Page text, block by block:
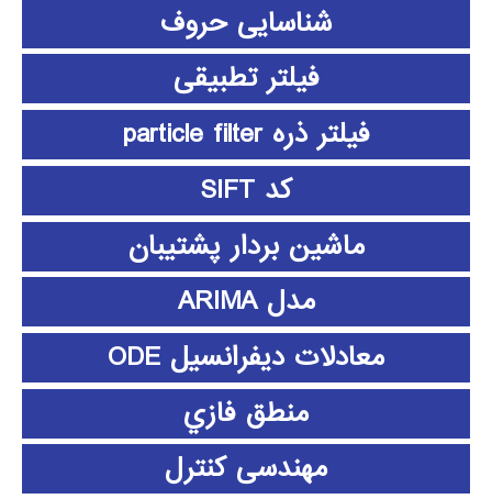
شناسایی حروف
فیلتر تطبیقی
فیلتر ذره particle filter
کد SIFT
ماشین بردار پشتیبان
مدل ARIMA
معادلات دیفرانسیل ODE
منطق فازي
مهندسی کنترل